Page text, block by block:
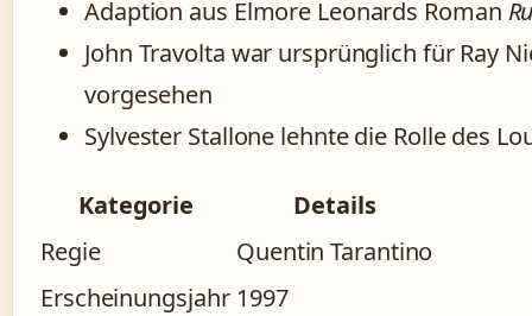
Adaption aus Elmore Leonards Roman
John Travolta war ursprünglich für Ray
vorgesehen
Sylvester Stallone lehnte die Rolle des
Kategorie
Details
Regie
Quentin Tarantino
Erscheinungsjahr 1997